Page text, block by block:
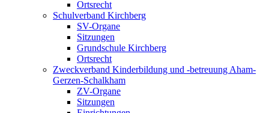
Ortsrecht
Schulverband Kirchberg
SV-Organe
Sitzungen
Grundschule Kirchberg
Ortsrecht
Zweckverband Kinderbildung und -betreuung Aham-
Gerzen-Schalkham
ZV-Organe
Sitzungen